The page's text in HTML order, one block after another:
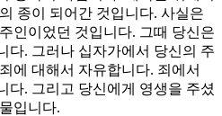
종이 되어간 것입니다. 사실은
인이었던 것입니다. 그때 당신은
다. 그러나 십자가에서 당신의 주
에 대해서 자유합니다. 죄에서
다. 그리고 당신에게 영생을 주셨
입니다.